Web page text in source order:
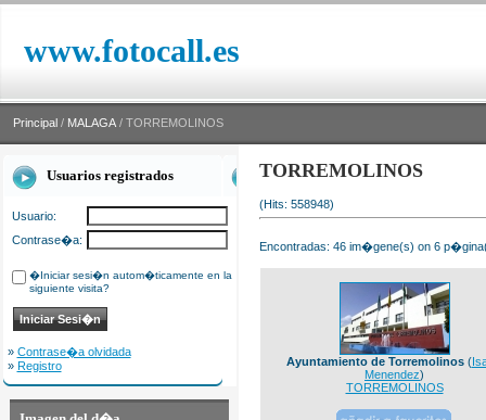
www.fotocall.es
Principal / MALAGA / TORREMOLINOS
Usuarios registrados
Usuario:
Contrase�a:
�Iniciar sesi�n autom�ticamente en la
siguiente visita?
» Contrase�a olvidada
» Registro
TORREMOLINOS
(Hits: 558948)
Encontradas: 46 im�gene(s) on 6
Ayuntamiento de Torremolinos(
Menendez)
TORREMOLINOS